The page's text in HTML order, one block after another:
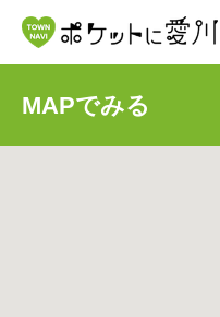
MAPでみる